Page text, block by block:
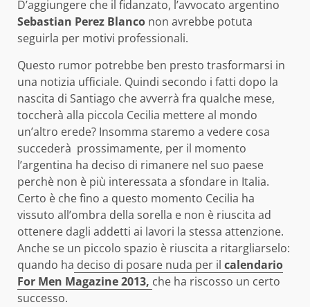
D’aggiungere che il fidanzato, l’avvocato argentino
Sebastian Perez Blanco non avrebbe potuta
seguirla per motivi professionali.
Questo rumor potrebbe ben presto trasformarsi in
una notizia ufficiale. Quindi secondo i fatti dopo la
nascita di Santiago che avverrà fra qualche mese,
toccherà alla piccola Cecilia mettere al mondo
un’altro erede? Insomma staremo a vedere cosa
succederà prossimamente, per il momento
l’argentina ha deciso di rimanere nel suo paese
perchè non è più interessata a sfondare in Italia.
Certo è che fino a questo momento Cecilia ha
vissuto all’ombra della sorella e non è riuscita ad
ottenere dagli addetti ai lavori la stessa attenzione.
Anche se un piccolo spazio è riuscita a ritargliarselo:
quando ha deciso di posare nuda per il calendario
For Men Magazine 2013, che ha riscosso un certo
successo.